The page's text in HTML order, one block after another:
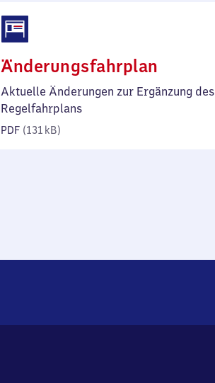
Änderungsfahrplan
131
Aktuelle Änderungen zur Ergänzung des
Regelfahrplans
PDF (131 kB)